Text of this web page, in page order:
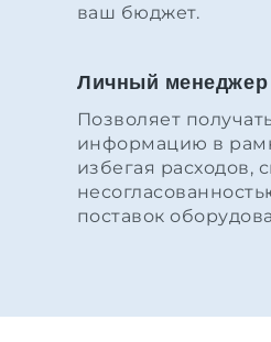
ваш бюджет.
Личный менеджер
Позволяет
информацию в
избегая расходов,
поставок